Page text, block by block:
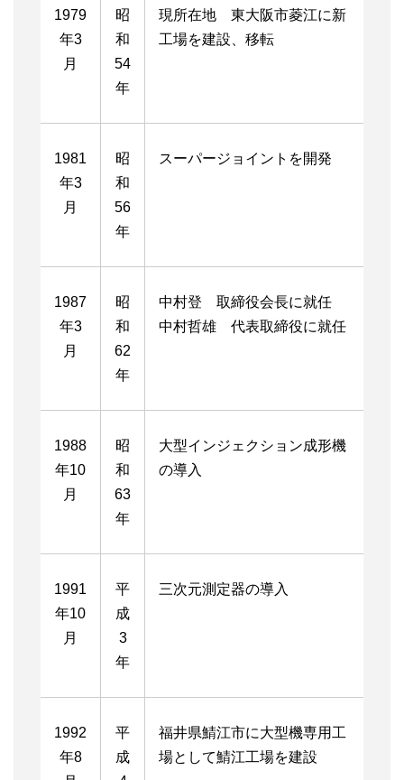
1979
年3
月
昭
和
54
年
現所在地 東大阪市菱江に新
工場を建設、移転
1981
年3
月
昭
和
56
年
スーパージョイントを開発
1987
年3
月
昭
和
62
年
中村登 取締役会長に就任
中村哲雄 代表取締役に就任
1988
年10
月
昭
和
63
年
大型インジェクション成形機
の導入
1991
年10
月
平
成
3
年
三次元測定器の導入
1992
年8
平
成
福井県鯖江市に大型機専用工
場として鯖江工場を建設